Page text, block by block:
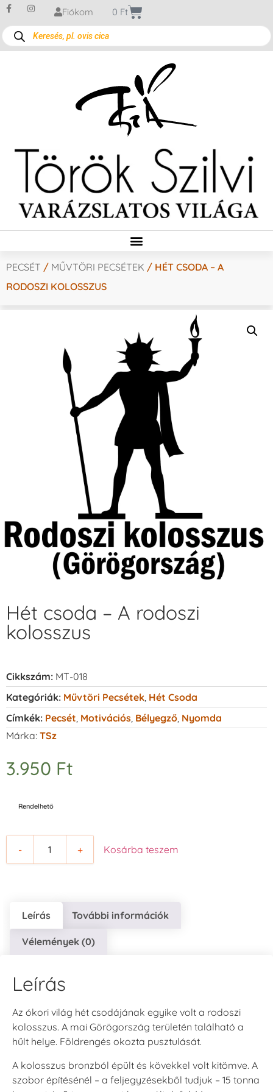
Fiókom 0 Ft
PECSÉT / MŰVTÖRI PECSÉTEK / HÉT CSODA – A
RODOSZI KOLOSSZUS
Hét csoda – A rodoszi
kolosszus
Cikkszám: MT-018
Kategóriák: Művtöri Pecsétek Hét Csoda
Címkék: Pecsét Motivációs Bélyegző Nyomda
Márka: TSz
3.950 Ft
Rendelhető
- + Kosárba teszem
Leírás További információk
Vélemények (0)
Leírás
Az ókori világ hét csodájának egyike volt a rodoszi
kolosszus. A mai Görögország területén található a
hűlt helye. Földrengés okozta pusztulását.
A kolosszus bronzból épült és kövekkel volt kitömve. A
szobor építésénél – a feljegyzésekből tudjuk – 15 tonna